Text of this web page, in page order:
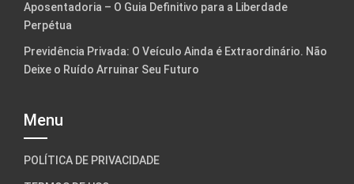
Aposentadoria – O Guia Definitivo para a Liberdade
Perpétua
Previdência Privada: O Veículo Ainda é Extraordinário. Não
Deixe o Ruído Arruinar Seu Futuro
Menu
POLÍTICA DE PRIVACIDADE